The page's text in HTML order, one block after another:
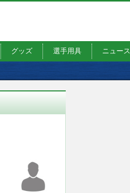
グッズ 選手用具 ニュース